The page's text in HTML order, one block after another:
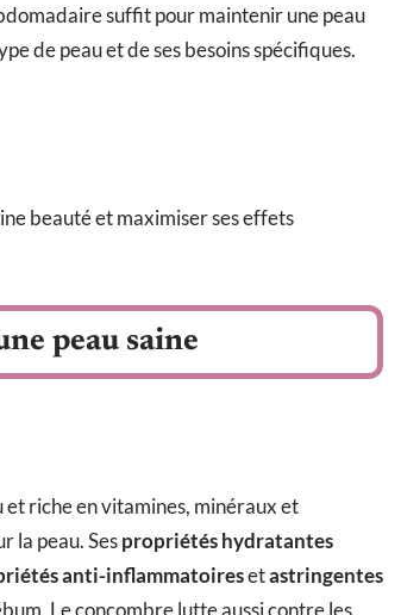
suffit pour maintenir une peau
de peau et de ses besoins spécifiques.
beauté et maximiser ses effets
peau saine
et riche en vitamines, minéraux et
la peau. Sespropriétés hydratantes
anti-inflammatoiresetastringentes
Le concombre lutte aussi contre les